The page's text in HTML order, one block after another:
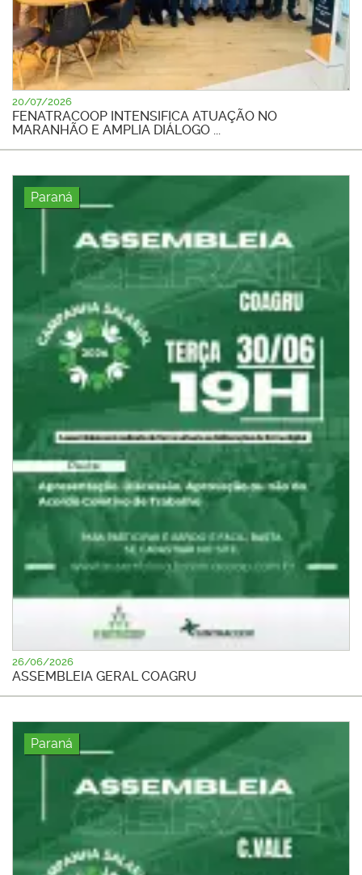
20/07/2026
FENATRACOOP INTENSIFICA ATUAÇÃO NO
MARANHÃO E AMPLIA DIÁLOGO ...
Paraná
26/06/2026
ASSEMBLEIA GERAL COAGRU
Paraná